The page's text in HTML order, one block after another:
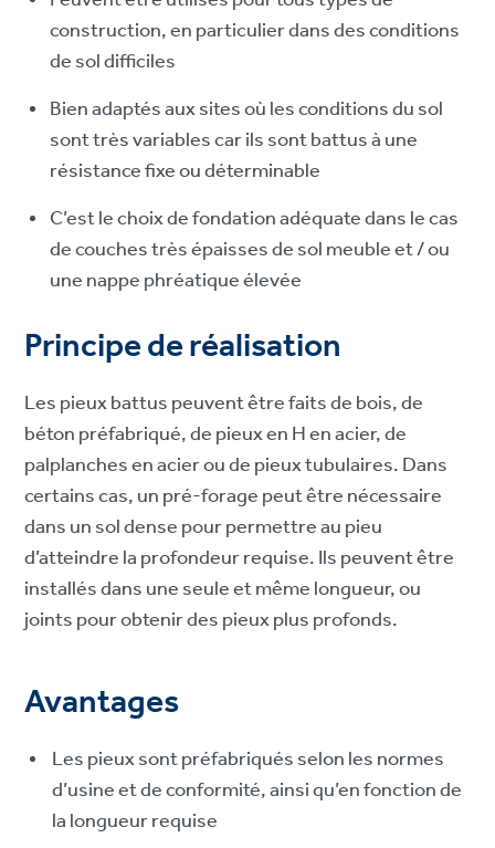
construction, en particulier dans des conditions
de sol difficiles
Bien adaptés aux sites où les conditions du sol
sont très variables car ils sont battus à une
résistance fixe ou déterminable
C’est le choix de fondation adéquate dans le cas
de couches très épaisses de sol meuble et / ou
une nappe phréatique élevée
Principe de réalisation
Les pieux battus peuvent être faits de bois, de
béton préfabriqué, de pieux en H en acier, de
palplanches en acier ou de pieux tubulaires. Dans
certains cas, un pré-forage peut être nécessaire
dans un sol dense pour permettre au pieu
d’atteindre la profondeur requise. Ils peuvent être
installés dans une seule et même longueur, ou
joints pour obtenir des pieux plus profonds.
Avantages
Les pieux sont préfabriqués selon les normes
d’usine et de conformité, ainsi qu’en fonction de
la longueur requise